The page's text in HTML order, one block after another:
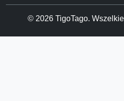
© 2026 TigoTago.